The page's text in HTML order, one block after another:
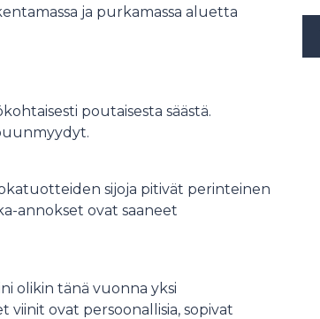
ja purkamassa aluetta
poutaisesta säästä.
sijoja pitivät perinteinen
annokset ovat saaneet
olikin tänä vuonna yksi
ovat persoonallisia, sopivat